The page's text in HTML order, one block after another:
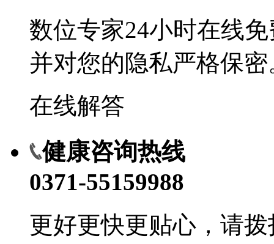
数位专家24小时在线
并对您的隐私严格保密
在线解答
健康咨询热线
0371-55159988
更好更快更贴心，请